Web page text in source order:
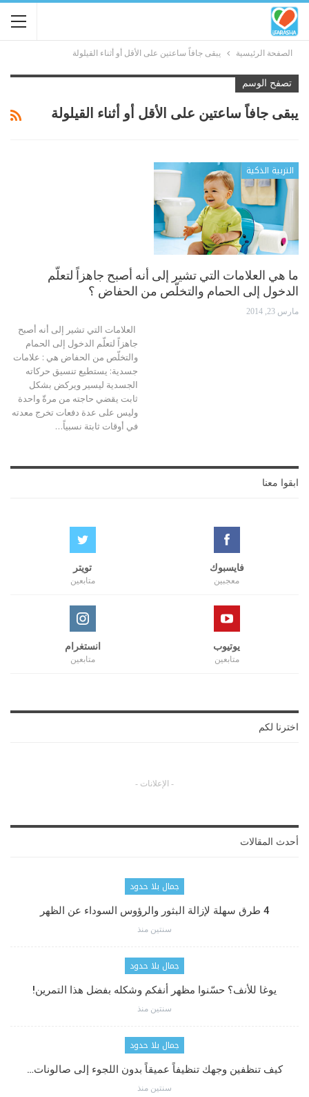
الصفحة الرئيسية يبقى جافاً ساعتين على الأقل أو أثناء القيلولة
تصفح الوسم
يبقى جافاً ساعتين على الأقل أو أثناء القيلولة
التربية الذكية
ما هي العلامات التي تشير إلى أنه أصبح جاهزاً لتعلّم
الدخول إلى الحمام والتخلّص من الحفاض ؟
مارس 23, 2014
العلامات التي تشير إلى أنه أصبح
جاهزاً لتعلّم الدخول إلى الحمام
والتخلّص من الحفاض هي : علامات
جسدية: يستطيع تنسيق حركاته
الجسدية ليسير ويركض بشكل
ثابت يقضي حاجته من مرةّ واحدة
وليس على عدة دفعات تخرج معدته
في أوقات ثابتة نسبياً…
ابقوا معنا
فايسبوك
معجبين
تويتر
متابعين
يوتيوب
متابعين
انستغرام
متابعين
اخترنا لكم
- الإعلانات -
أحدث المقالات
جمال بلا حدود
4 طرق سهلة لإزالة البثور والرؤوس السوداء عن الظهر
سنتين منذ
جمال بلا حدود
يوغا للأنف؟ حسّنوا مظهر أنفكم وشكله بفضل هذا التمرين!
سنتين منذ
جمال بلا حدود
كيف تنظفين وجهك تنظيفاً عميقاً بدون اللجوء إلى صالونات…
سنتين منذ